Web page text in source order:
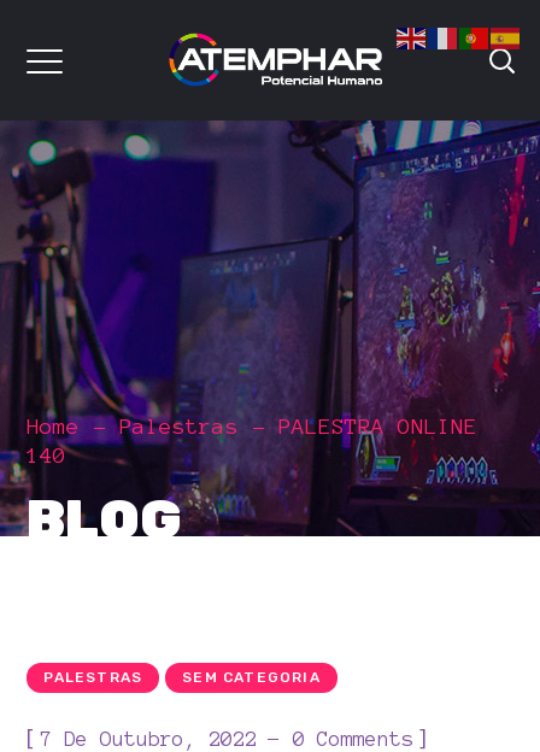
Home Palestras
PALESTRA ONLINE
140
BLOG
PALESTRAS SEM CATEGORIA
[7 De Outubro, 2022 0 Comments ]